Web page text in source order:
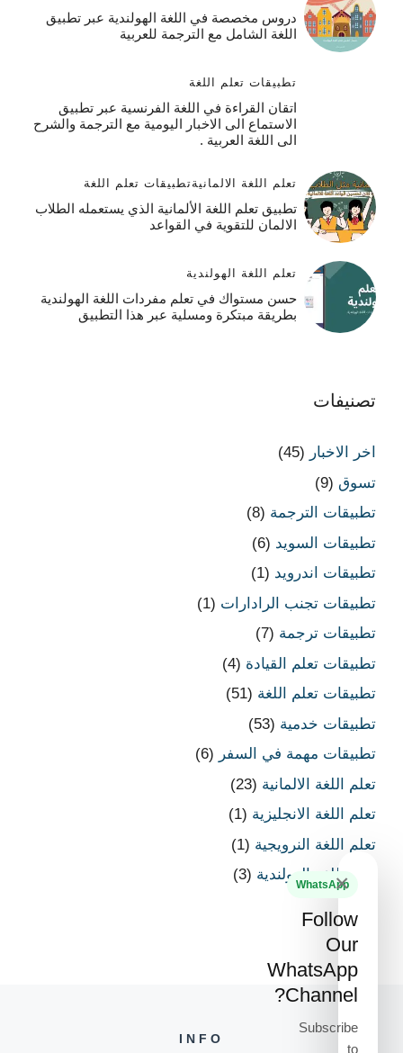
دروس مخصصة في اللغة الهولندية عبر تطبيق
اللغة الشامل مع الترجمة للعربية
تطبيقات تعلم اللغة
اتقان القراءة في اللغة الفرنسية عبر تطبيق
الاستماع الى الاخبار اليومية مع الترجمة والشرح
الى اللغة العربية .
تعلم اللغة الالمانيةتطبيقات تعلم اللغة
تطبيق تعلم اللغة الألمانية الذي يستعمله الطلاب
الالمان للتقوية في القواعد
تعلم اللغة الهولندية
حسن مستواك في تعلم مفردات اللغة الهولندية
بطريقة مبتكرة ومسلية عبر هذا التطبيق
تصنيفات
اخر الاخبار (45)
تسوق (9)
تطبيقات الترجمة (8)
تطبيقات السويد (6)
تطبيقات اندرويد (1)
تطبيقات تجنب الرادارات (1)
تطبيقات ترجمة (7)
تطبيقات تعلم القيادة (4)
تطبيقات تعلم اللغة (51)
تطبيقات خدمية (53)
تطبيقات مهمة في السفر (6)
تعلم اللغة الالمانية (23)
تعلم اللغة الانجليزية (1)
تعلم اللغة النرويجية (1)
تعلم اللغة الهولندية (3)
INFO
×
WhatsApp
Follow
Our
WhatsApp
Channel?
Subscribe
to